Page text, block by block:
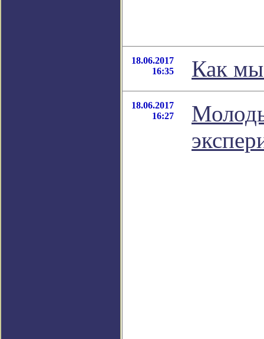
18.06.2017
16:35
Как мы
18.06.2017
16:27